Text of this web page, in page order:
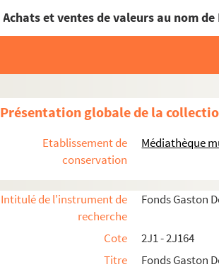
Achats et ventes de valeurs au nom
Présentation globale de la
Etablissement de
conservation
Médiathèque
Intitulé de l'instrument de
recherche
Fonds Gaston
Cote
2J1 - 2J164
Titre
Fonds Gaston
2J1. Pierre Doumergue (1771-1814) et
2J3. Pierre Doumergue (1824-1891) et
Copie de l'acte de mariage de Pierre
Héritages
Correspondance générale
Étrennes dessinées de Françoise
Registre de déclaration de taxe